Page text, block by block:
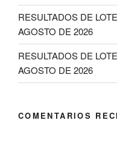
RESULTADOS DE
AGOSTO DE 2026
RESULTADOS DE
AGOSTO DE 2026
COMENTARIOS